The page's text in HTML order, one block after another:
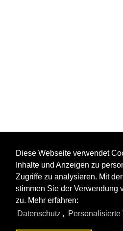
Diese Webseite verwendet
Inhalte und Anzeigen zu
Zugriffe zu analysieren. Mit
stimmen Sie der Verwendung
zu. Mehr erfahren:
Datenschutz , Personalisierte